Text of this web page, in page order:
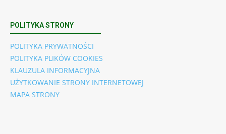
POLITYKA STRONY
POLITYKA PRYWATNOŚCI
POLITYKA PLIKÓW COOKIES
KLAUZULA INFORMACYJNA
UŻYTKOWANIE STRONY INTERNETOWEJ
MAPA STRONY